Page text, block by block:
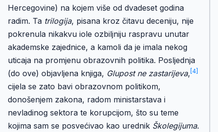
Hercegovine) na kojem više od dvadeset godina
radim. Ta trilogija, pisana kroz čitavu deceniju, nije
pokrenula nikakvu iole ozbiljniju raspravu unutar
akademske zajednice, a kamoli da je imala nekog
uticaja na promjenu obrazovnih politika. Posljednja
(do ove) objavljena knjiga, Glupost ne zastarijeva, [4]
cijela se zato bavi obrazovnom politikom,
donošenjem zakona, radom ministarstava i
nevladinog sektora te korupcijom, što su teme
kojima sam se posvećivao kao urednik Školegijuma.